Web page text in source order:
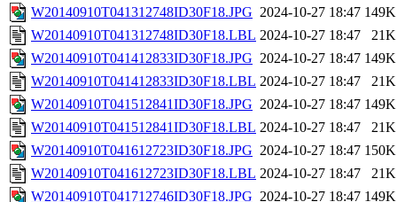
W20140910T041312748ID30F18.JPG 2024-10-27 18:47 149K
W20140910T041312748ID30F18.LBL 2024-10-27 18:47
21K
W20140910T041412833ID30F18.JPG 2024-10-27 18:47 149K
W20140910T041412833ID30F18.LBL 2024-10-27 18:47
21K
W20140910T041512841ID30F18.JPG 2024-10-27 18:47 149K
W20140910T041512841ID30F18.LBL 2024-10-27 18:47
21K
W20140910T041612723ID30F18.JPG 2024-10-27 18:47 150K
W20140910T041612723ID30F18.LBL 2024-10-27 18:47
21K
W20140910T041712746ID30F18.JPG 2024-10-27 18:47 149K